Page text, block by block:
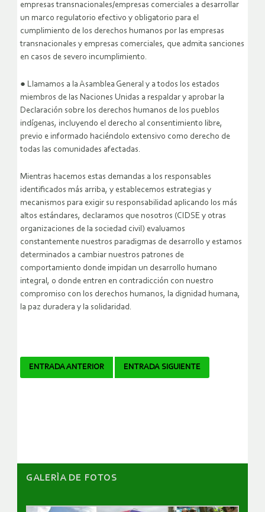
empresas transnacionales/empresas comerciales a desarrollar
un marco regulatorio efectivo y obligatorio para el
cumplimiento de los derechos humanos por las empresas
transnacionales y empresas comerciales, que admita sanciones
en casos de severo incumplimiento.
● Llamamos a la Asamblea General y a todos los estados
miembros de las Naciones Unidas a respaldar y aprobar la
Declaración sobre los derechos humanos de los pueblos
indígenas, incluyendo el derecho al consentimiento libre,
previo e informado haciéndolo extensivo como derecho de
todas las comunidades afectadas.
Mientras hacemos estas demandas a los responsables
identificados más arriba, y establecemos estrategias y
mecanismos para exigir su responsabilidad aplicando los más
altos estándares, declaramos que nosotros (CIDSE y otras
organizaciones de la sociedad civil) evaluamos
constantemente nuestros paradigmas de desarrollo y estamos
determinados a cambiar nuestros patrones de
comportamiento donde impidan un desarrollo humano
integral, o donde entren en contradicción con nuestro
compromiso con los derechos humanos, la dignidad humana,
la paz duradera y la solidaridad.
Navegador
ENTRADA ANTERIOR ENTRADA SIGUIENTE
GALERÌA DE FOTOS